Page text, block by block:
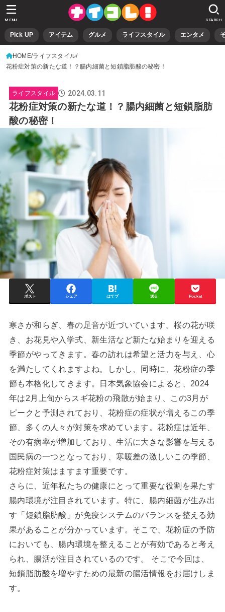
Pick UP アイテム グルメ ライフスタイル エンタメ
SEARCH
MENU
HOME ライフスタイル
花粉症対策の新たな道！？腸内細菌と短鎖脂肪酸の秘密！
ライフスタイル 2024.03.11
花粉症対策の新たな道！？腸内細菌と短鎖脂肪
酸の秘密！
ポスト シェア はてブ 送る Pocket
寒さが和らぎ、春の足音が近づいています。桜の花が咲
き、お花見や入学式、新生活など新たな始まりを迎える
季節がやってきます。春の訪れは希望と活力を与え、心
を満たしてくれますよね。しかし、同時に、花粉症の季
節も本格化してきます。日本気象協会によると、2024
年は2月上旬からスギ花粉の飛散が始まり、この3月が
ピークと予測されており、花粉症の症状が増えるこの季
節、多くの人々が対策を求めています。花粉症は近年、
その有病率が増加しており、生活に大きな影響を与える
国民病の一つとなっており、寒暖差の激しいこの季節、
花粉症対策はますます重要です。
さらに、近年私たちの健康にとって重要な役割を果たす
腸内環境が注目されています。特に、腸内細菌が生み出
す「短鎖脂肪酸」が免疫システムのバランスを整える効
果があることが分かっています。そこで、花粉症の予防
においても、腸内環境を整えることが有効であると考え
られ、腸活が注目されているのです。 そこで今回は、
短鎖脂肪酸を増やすための最新の腸活情報をお届けしま
す。